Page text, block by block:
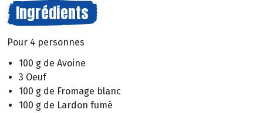
Ingrédients
Pour 4 personnes
100 g de Avoine
3 Oeuf
100 g de Fromage blanc
100 g de Lardon fumé